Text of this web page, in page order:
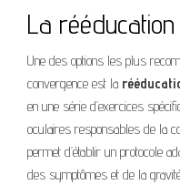
La
Une des options les plus
convergence est la
en une série d’exercices
oculaires responsables de la
permet d’établir un protocole
des symptômes et de la